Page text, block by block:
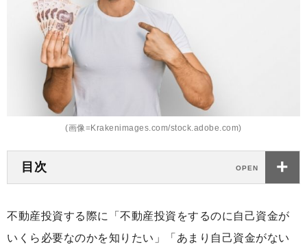
(画像=Krakenimages.com/stock.adobe.com)
目次
不動産投資する際に「不動産投資をするのに自己資金が
いくら必要なのかを知りたい」「あまり自己資金がない